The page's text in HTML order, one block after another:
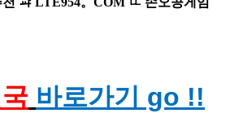
바로가기 go !!